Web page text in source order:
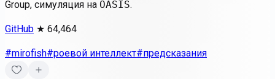
Group, симуляция на OASIS.
GitHub ★ 64,464
#mirofish#роевой интеллект#предсказания